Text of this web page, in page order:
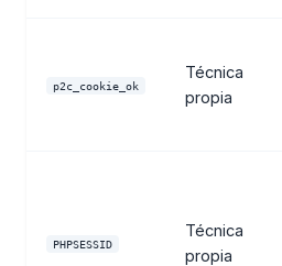
p2c_cookie_ok
Técnica
propia
PHPSESSID
Técnica
propia